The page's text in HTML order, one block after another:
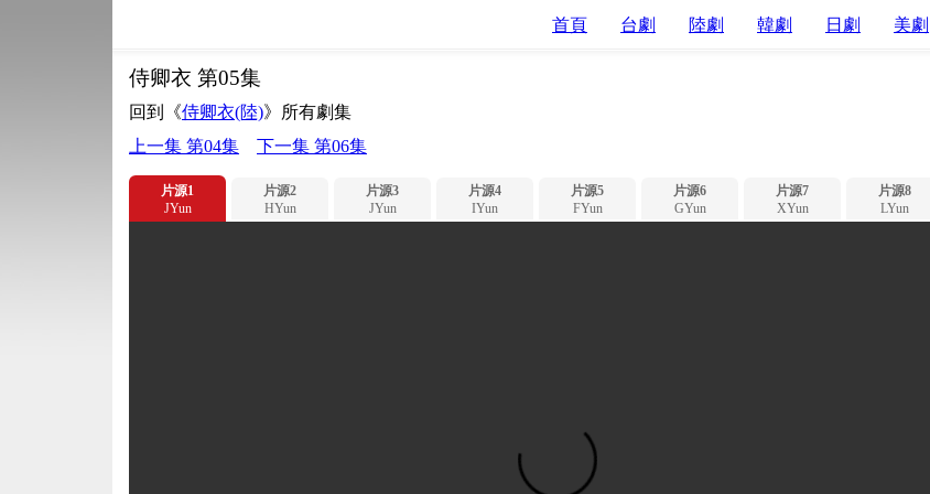
首頁 台劇 陸劇 韓劇 日劇 美劇
侍卿衣 第05集
回到《侍卿衣(陸)》所有劇集
上一集 第04集
下一集 第06集
片源1
JYun
片源2
HYun
片源3
JYun
片源4
IYun
片源5
FYun
片源6
GYun
片源7
XYun
片源8
LYun